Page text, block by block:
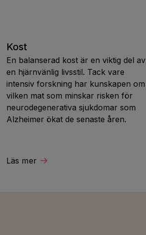
Kost
En balanserad kost är en viktig del av
en hjärnvänlig livsstil. Tack vare
intensiv forskning har kunskapen om
vilken mat som minskar risken för
neurodegenerativa sjukdomar som
Alzheimer ökat de senaste åren.
Läs mer